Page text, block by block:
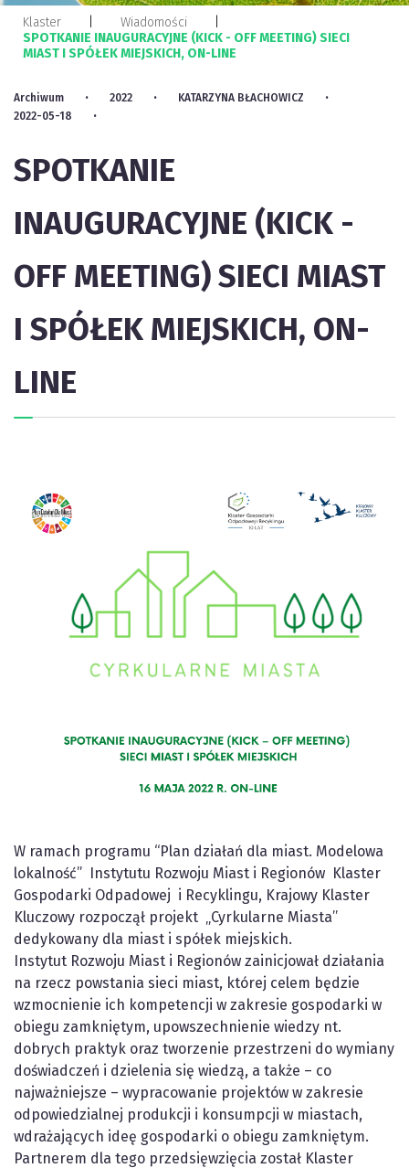
Klaster
Wiadomości
SPOTKANIE INAUGURACYJNE (KICK - OFF MEETING) SIECI
MIAST I SPÓŁEK MIEJSKICH, ON-LINE
Archiwum 2022
KATARZYNA BŁACHOWICZ
2022-05-18
SPOTKANIE
INAUGURACYJNE (KICK -
OFF MEETING) SIECI MIAST
I SPÓŁEK MIEJSKICH, ON-
LINE
W ramach programu “Plan działań dla miast. Modelowa
lokalność” Instytutu Rozwoju Miast i Regionów Klaster
Gospodarki Odpadowej i Recyklingu, Krajowy Klaster
Kluczowy rozpoczął projekt „Cyrkularne Miasta’’
dedykowany dla miast i spółek miejskich.
Instytut Rozwoju Miast i Regionów zainicjował działania
na rzecz powstania sieci miast, której celem będzie
wzmocnienie ich kompetencji w zakresie gospodarki w
obiegu zamkniętym, upowszechnienie wiedzy nt.
dobrych praktyk oraz tworzenie przestrzeni do wymiany
doświadczeń i dzielenia się wiedzą, a także – co
najważniejsze – wypracowanie projektów w zakresie
odpowiedzialnej produkcji i konsumpcji w miastach,
wdrażających ideę gospodarki o obiegu zamkniętym.
Partnerem dla tego przedsięwzięcia został Klaster